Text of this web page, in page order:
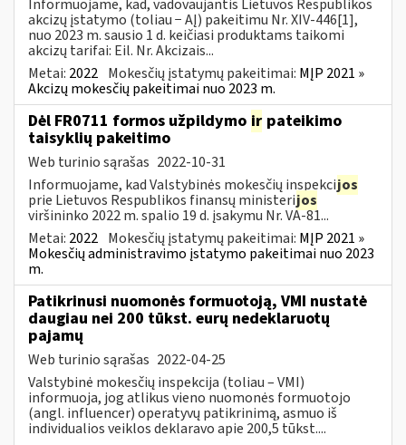
Informuojame, kad, vadovaujantis Lietuvos Respublikos
akcizų įstatymo (toliau − AĮ) pakeitimu Nr. XIV-446[1],
nuo 2023 m. sausio 1 d. keičiasi produktams taikomi
akcizų tarifai: Eil. Nr. Akcizais...
Metai: 2022 Mokesčių įstatymų pakeitimai: MĮP 2021 »
Akcizų mokesčių pakeitimai nuo 2023 m.
Dėl FR0711 formos užpildymo ir pateikimo
taisyklių pakeitimo
Web turinio sąrašas 2022-10-31
Informuojame, kad Valstybinės mokesčių inspekcijos
prie Lietuvos Respublikos finansų ministerijos
viršininko 2022 m. spalio 19 d. įsakymu Nr. VA-81...
Metai: 2022 Mokesčių įstatymų pakeitimai: MĮP 2021 »
Mokesčių administravimo įstatymo pakeitimai nuo 2023
m.
Patikrinusi nuomonės formuotoją, VMI nustatė
daugiau nei 200 tūkst. eurų nedeklaruotų
pajamų
Web turinio sąrašas 2022-04-25
Valstybinė mokesčių inspekcija (toliau – VMI)
informuoja, jog atlikus vieno nuomonės formuotojo
(angl. influencer) operatyvų patikrinimą, asmuo iš
individualios veiklos deklaravo apie 200,5 tūkst....